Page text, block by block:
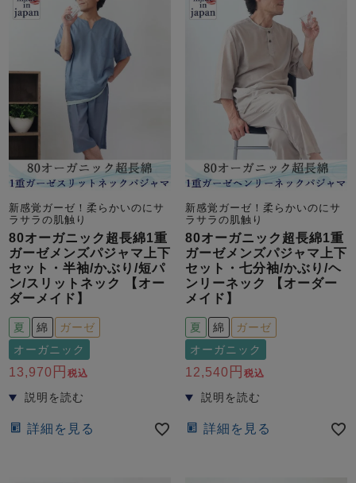
新感覚ガーゼ！柔らかいのにサ
ラサラの肌触り
80オーガニック超長綿1重
ガーゼメンズパジャマ上下
セット・半袖/かぶり/短パ
ン/スリットネック 【オー
ダーメイド】
夏 綿
ガーゼ
オーガニック
13,970 税込
詳細を見る
新感覚ガーゼ！柔らかいのにサ
ラサラの肌触り
80オーガニック超長綿1重
ガーゼメンズパジャマ上下
セット・七分袖/かぶり/ヘ
ンリーネック 【オーダー
メイド】
夏 綿
ガーゼ
オーガニック
12,540 税込
詳細を見る